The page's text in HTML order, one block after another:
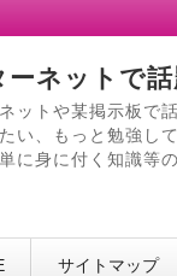
ーネットで
ットや某掲示板で
い、もっと勉強し
に身に付く知識等
サイトマップ